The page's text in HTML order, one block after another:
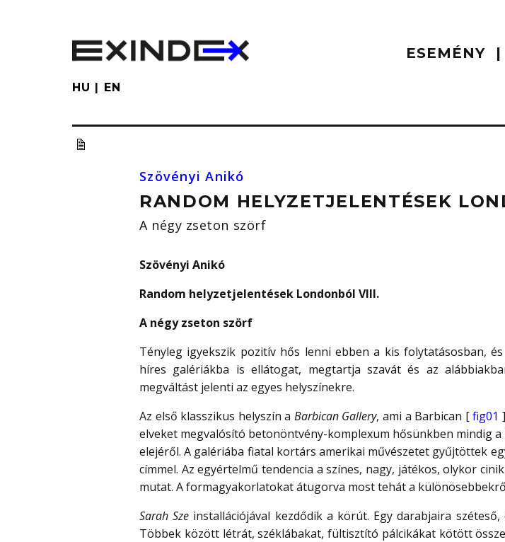
ESEMÉNY
HU EN
Szövényi Anikó
RANDOM HELYZETJELENTÉSEK
A négy zseton szörf
Szövényi Anikó
Random helyzetjelentések Londonból VIII.
A négy zseton szörf
Tényleg igyekszik pozitív hős lenni ebben a kis folytatásosban,
híres galériákba is ellátogat, megtartja szavát és az
megváltást jelenti az egyes helyszínekre.
Az első klasszikus helyszín a Barbican Gallery, ami a Barbican [fig01
elveket megvalósító betonöntvény-komplexum hősünkben mindig
elejéről. A galériába fiatal kortárs amerikai művészetet gyűjtöttek
címmel. Az egyértelmű tendencia a színes, nagy, játékos, olykor
mutat. A formagyakorlatokat átugorva most tehát a
Sarah Sze installációjával kezdődik a körút. Egy darabjaira
Többek között létrát, széklábakat, fültisztító pálcikákat kötött